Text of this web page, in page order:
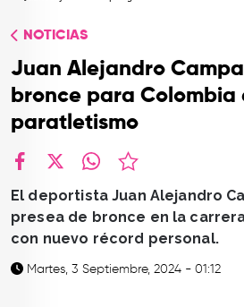
NOTICIAS
Juan Alejandro
bronce para Colombia
paratletismo
El deportista Juan Alejandro
presea de bronce en la
con nuevo récord personal.
Martes, 3 Septiembre, 2024 - 01:12